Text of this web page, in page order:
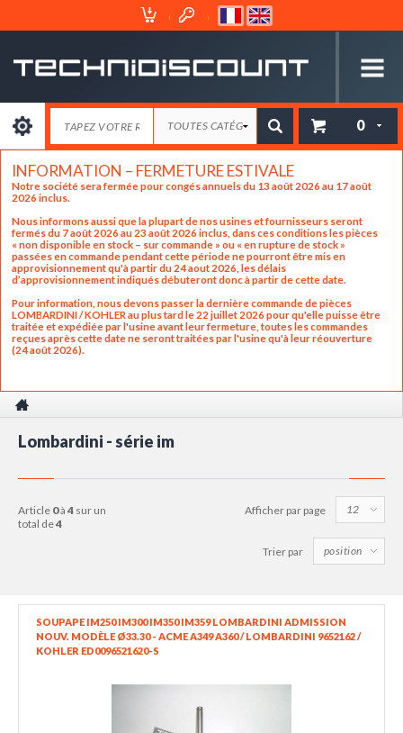
Mon
Espace
0
INFORMATION – FERMETURE ESTIVALE
Notre société sera fermée pour congés annuels du 13 août 2026 au 17 août
2026 inclus.
Nous informons aussi que la plupart de nos usines et fournisseurs seront
fermés du 7 août 2026 au 23 août 2026 inclus, dans ces conditions les pièces
« non disponible en stock – sur commande » ou « en rupture de stock »
passées en commande pendant cette période ne pourront être mis en
approvisionnement qu'à partir du 24 aout 2026, les délais
d’approvisionnement indiqués débuteront donc à partir de cette date.
Pour information, nous devons passer la dernière commande de pièces
LOMBARDINI / KOHLER au plus tard le 22 juillet 2026 pour qu'elle puisse être
traitée et expédiée par l'usine avant leur fermeture, toutes les commandes
reçues après cette date ne seront traitées par l'usine qu'à leur réouverture
(24 août 2026).
Lombardini - série im
article 0à 4 sur un
total de4
Afficher par page
Trier par
SOUPAPE IM250 IM300 IM350 IM359 LOMBARDINI ADMISSION
NOUV. MODÈLE Ø33.30 - ACME A349 A360 / LOMBARDINI 9652162 /
KOHLER ED0096521620-S